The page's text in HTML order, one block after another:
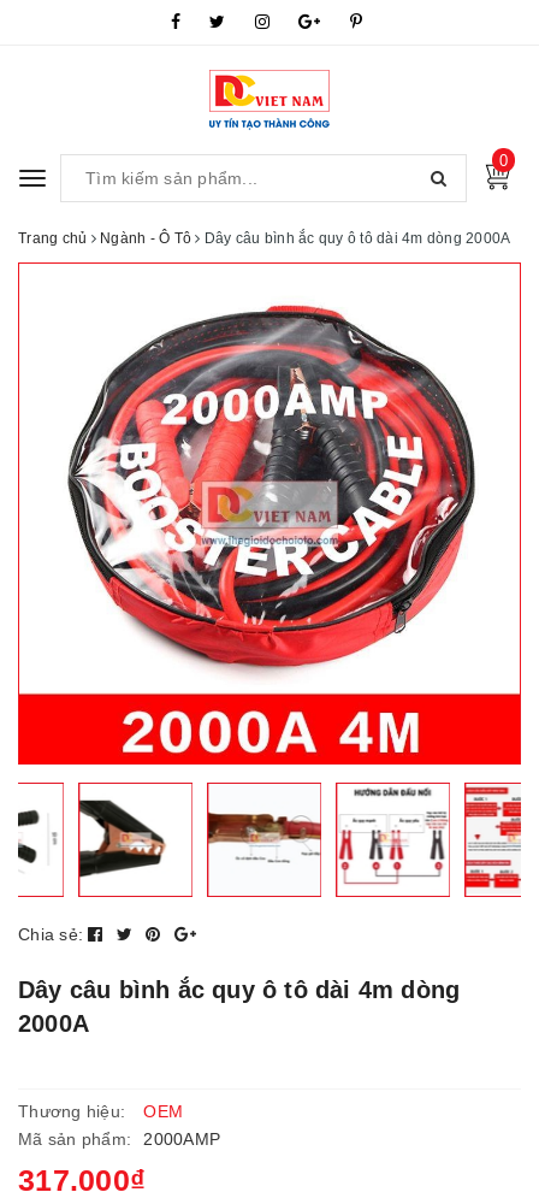
Toggle
0
Trang chủ Ngành - Ô Tô Dây câu bình ắc quy ô tô dài 4m dòng 2000A
Chia sẻ:
Dây câu bình ắc quy ô tô dài 4m dòng
2000A
Thương hiệu:
OEM
Mã sản phẩm:
2000AMP
317.000₫